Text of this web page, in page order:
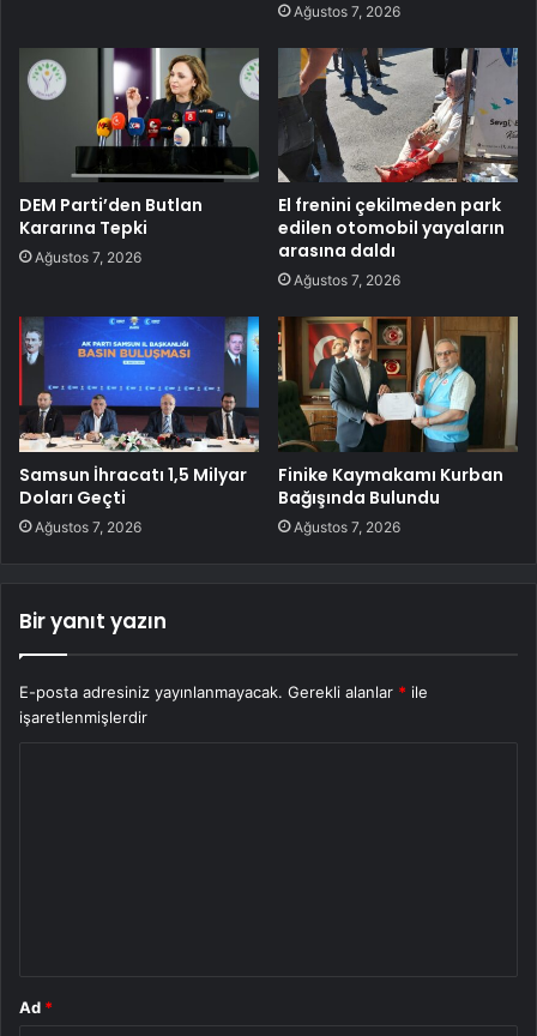
Ağustos 7, 2026
DEM Parti’den Butlan
Kararına Tepki
Ağustos 7, 2026
El frenini çekilmeden park
edilen otomobil yayaların
arasına daldı
Ağustos 7, 2026
Samsun İhracatı 1,5 Milyar
Doları Geçti
Ağustos 7, 2026
Finike Kaymakamı Kurban
Bağışında Bulundu
Ağustos 7, 2026
Bir yanıt yazın
E-posta adresiniz yayınlanmayacak. Gerekli alanlar * ile
işaretlenmişlerdir
Ad *